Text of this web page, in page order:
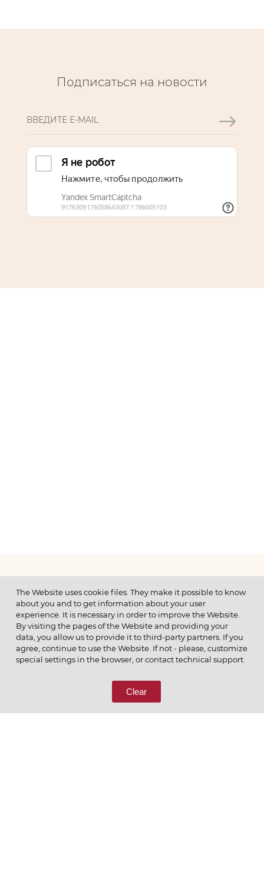
Подписаться на новости
МЕНЮ
© 2026 ОАО
ПОЗВОНИТЕ НАМ
8 (800) 333-65-66
The Website uses cookie files. They make it possible to know
about you and to get information about your user
experience. It is necessary in order to improve the Website.
By visiting the pages of the Website and providing your
data, you allow us to provide it to third-party partners. If you
agree, continue to use the Website. If not - please, customize
special settings in the browser, or contact technical support.
Clear